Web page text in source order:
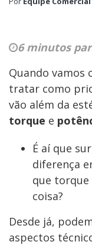
6 minutos
Quando vamos
tratar como
vão além da
torque e
É aí que
diferença
que torque
coisa?
Desde já,
aspectos